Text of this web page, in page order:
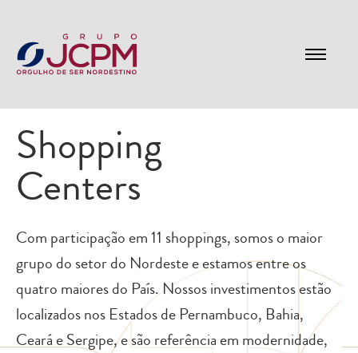
Shopping
Centers
Com participação em 11 shoppings, somos o maior
grupo do setor do Nordeste e estamos entre os
quatro maiores do País. Nossos investimentos estão
localizados nos Estados de Pernambuco, Bahia,
Ceará e Sergipe, e são referência em modernidade,